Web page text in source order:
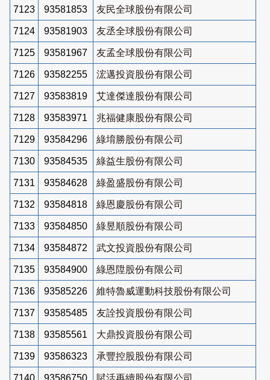
7123 93581853 友民全球股份有限公司
7124 93581903 友丞全球股份有限公司
7125 93581967 友孟全球股份有限公司
7126 93582255 浤邁投資股份有限公司
7127 93583819 艾達傑達股份有限公司
7128 93583971 兆福健康股份有限公司
7129 93584296 綠堉勝股份有限公司
7130 93584535 綠益生股份有限公司
7131 93584628 綠盈盛股份有限公司
7132 93584818 綠恩慶股份有限公司
7133 93584850 綠昱順股份有限公司
7134 93584872 武文投資股份有限公司
7135 93584900 綠恩陞股份有限公司
7136 93585226 維特魯威運動科技股份有限公司
7137 93585485 友詮投資股份有限公司
7138 93585561 大鼎投資股份有限公司
7139 93586323 承豐控股股份有限公司
7140 93586750 賦活再續股份有限公司